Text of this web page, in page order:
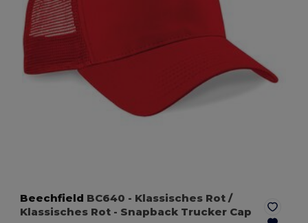
Beechfield BC640 - Klassisches Rot /
Klassisches Rot - Snapback Trucker Cap